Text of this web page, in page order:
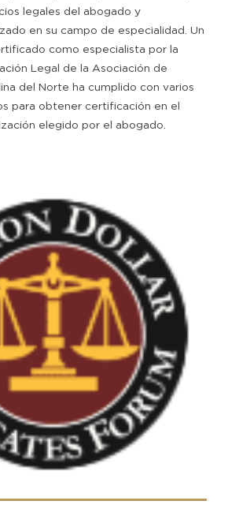
legales del abogado y
en su campo de especialidad. Un
como especialista por la
Legal de la Asociación de
del Norte ha cumplido con varios
para obtener certificación en el
elegido por el abogado.